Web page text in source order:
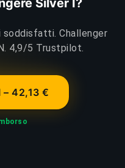
Challenger
4,9/5 Trustpilot.
– 42,13 €